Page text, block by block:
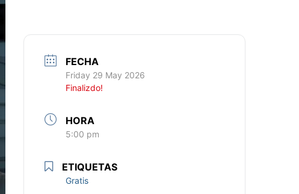
FECHA
Friday 29 May 2026
Finalizdo!
HORA
5:00 pm
ETIQUETAS
Gratis